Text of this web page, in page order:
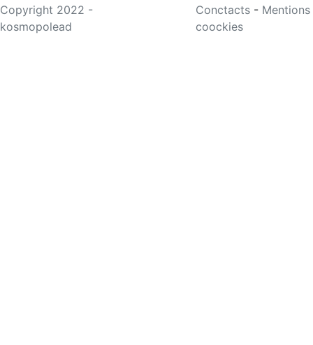
Copyright 2022 -
kosmopolead
Conctacts -
coockies